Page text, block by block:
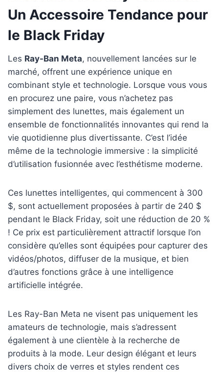
Un Accessoire Tendance pour
le Black Friday
Les Ray-Ban Meta, nouvellement lancées sur le
marché, offrent une expérience unique en
combinant style et technologie. Lorsque vous vous
en procurez une paire, vous n’achetez pas
simplement des lunettes, mais également un
ensemble de fonctionnalités innovantes qui rend la
vie quotidienne plus divertissante. C’est l’idée
même de la technologie immersive : la simplicité
d’utilisation fusionnée avec l’esthétisme moderne.
Ces lunettes intelligentes, qui commencent à 300
$, sont actuellement proposées à partir de 240 $
pendant le Black Friday, soit une réduction de 20 %
! Ce prix est particulièrement attractif lorsque l’on
considère qu’elles sont équipées pour capturer des
vidéos/photos, diffuser de la musique, et bien
d’autres fonctions grâce à une intelligence
artificielle intégrée.
Les Ray-Ban Meta ne visent pas uniquement les
amateurs de technologie, mais s’adressent
également à une clientèle à la recherche de
produits à la mode. Leur design élégant et leurs
divers choix de verres et styles rendent ces